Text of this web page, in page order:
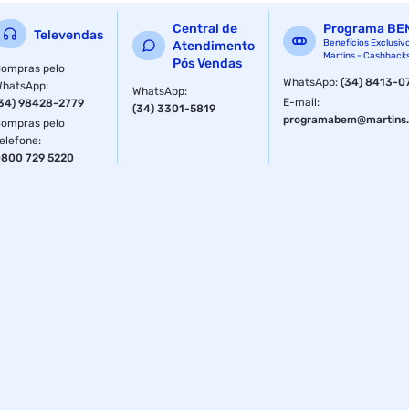
Televendas
pelo
:
98428-2779
pelo
:
729 5220
Central de
Atendimento
Pós Vendas
WhatsApp:
(34) 3301-5819
Programa
Benefícios
Martins -
WhatsApp:(34) 8413-
E-mail: